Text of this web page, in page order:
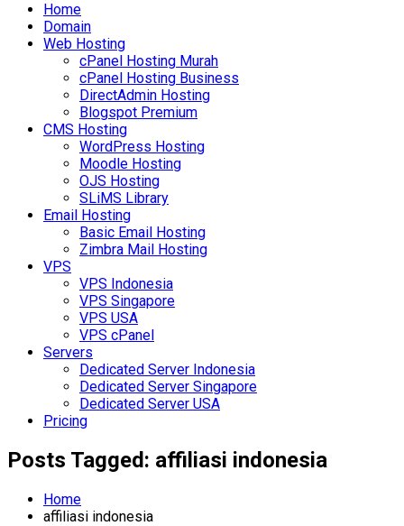
Home
Domain
Web Hosting
cPanel Hosting Murah
cPanel Hosting Business
DirectAdmin Hosting
Blogspot Premium
CMS Hosting
WordPress Hosting
Moodle Hosting
OJS Hosting
SLiMS Library
Email Hosting
Basic Email Hosting
Zimbra Mail Hosting
VPS
VPS Indonesia
VPS Singapore
VPS USA
VPS cPanel
Servers
Dedicated Server Indonesia
Dedicated Server Singapore
Dedicated Server USA
Pricing
Posts Tagged: affiliasi indonesia
Home
affiliasi indonesia